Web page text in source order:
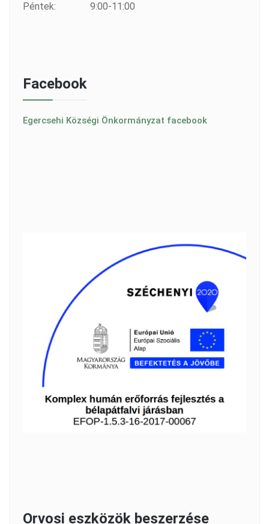
Péntek:
9:00-11:00
Facebook
Egercsehi Községi Önkormányzat facebook
Orvosi eszközök beszerzése